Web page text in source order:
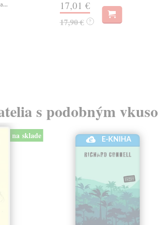
17,01 €
17,90 € ?
s podobným
na sklade E-KNIHA